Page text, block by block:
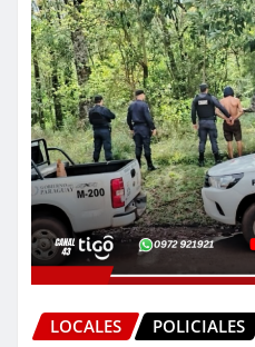
LOCALES POLICIALES